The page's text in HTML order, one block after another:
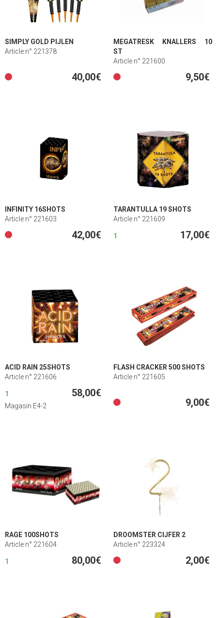
SIMPLY GOLD PIJLEN
Article n° 221378
40,00€
MEGATRESK KNALLERS 10
ST
Article n° 221600
9,50€
INFINITY 16SHOTS
Article n° 221603
42,00€
TARANTULLA 19 SHOTS
Article n° 221609
1 17,00€
ACID RAIN 25SHOTS
Article n° 221606
1 58,00€
Magasin E4-2
FLASH CRACKER 500 SHOTS
Article n° 221605
9,00€
RAGE 100SHOTS
Article n° 221604
1 80,00€
DROOMSTER CIJFER 2
Article n° 223324
2,00€